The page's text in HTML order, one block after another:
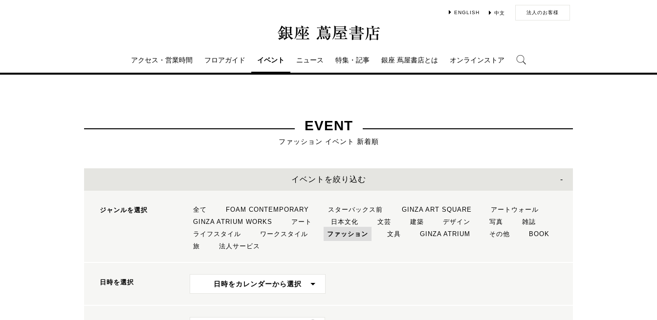
ENGLISH 中文 法人のお客様
アクセス・営業時間 フロアガイド イベント ニュース 特集・記事 銀座 蔦屋書店とは オンラインストア
EVENT
ファッション イベント 新着順
イベントを絞り込む
ジャンルを選択 全て FOAM CONTEMPORARY スターバックス前 GINZA ART SQUARE
アートウォール
GINZA ATRIUM WORKS
アート 日本文化 文芸 建築 デザイン 写真
雑誌
ライフスタイル
ワークスタイル ファッション 文具 GINZA ATRIUM その他
BOOK
旅
法人サービス
日時を選択 日時をカレンダーから選択